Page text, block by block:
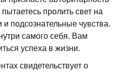
пролить свет на
подсознательные чувства.
самого себя. Вам
успеха в жизни.
свидетельствует о